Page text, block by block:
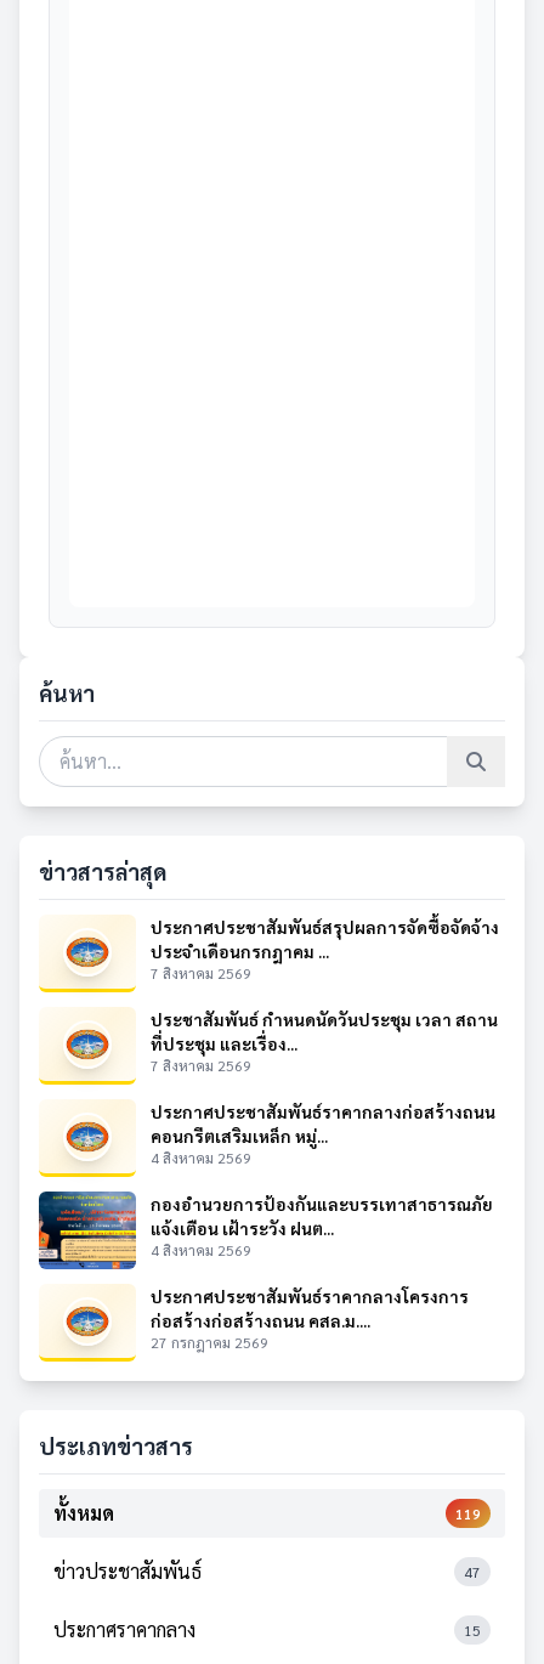
ค้นหา
ข่าวสารล่าสุด
ประกาศประชาสัมพันธ์สรุปผลการจัดซื้อจัดจ้าง
ประจำเดือนกรกฎาคม ...
7 สิงหาคม 2569
ประชาสัมพันธ์ กำหนดนัดวันประชุม เวลา สถาน
ที่ประชุม และเรื่อง...
7 สิงหาคม 2569
ประกาศประชาสัมพันธ์ราคากลางก่อสร้างถนน
คอนกรีตเสริมเหล็ก หมู่...
4 สิงหาคม 2569
กองอำนวยการป้องกันและบรรเทาสาธารณภัย
แจ้งเตือน เฝ้าระวัง ฝนต...
4 สิงหาคม 2569
ประกาศประชาสัมพันธ์ราคากลางโครงการ
ก่อสร้างก่อสร้างถนน คสล.ม....
27 กรกฎาคม 2569
ประเภทข่าวสาร
ทั้งหมด 119
ข่าวประชาสัมพันธ์ 47
ประกาศราคากลาง 15